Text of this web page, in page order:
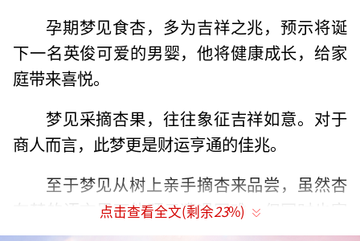
孕期梦见食杏，多为吉祥之兆，预示将诞
下一名英俊可爱的男婴，他将健康成长，给家
庭带来喜悦。
梦见采摘杏果，往往象征吉祥如意。对于
商人而言，此梦更是财运亨通的佳兆。
至于梦见从树上亲手摘杏来品尝，虽然杏
在梦的语言里可能预示遭遇困难，但同时也寓
言着病痛或不愉快的环境终将过去。
点击查看全文(剩余23%)